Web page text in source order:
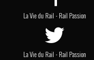
La Vie du Rail - Rail Passion
La Vie du Rail - Rail Passion